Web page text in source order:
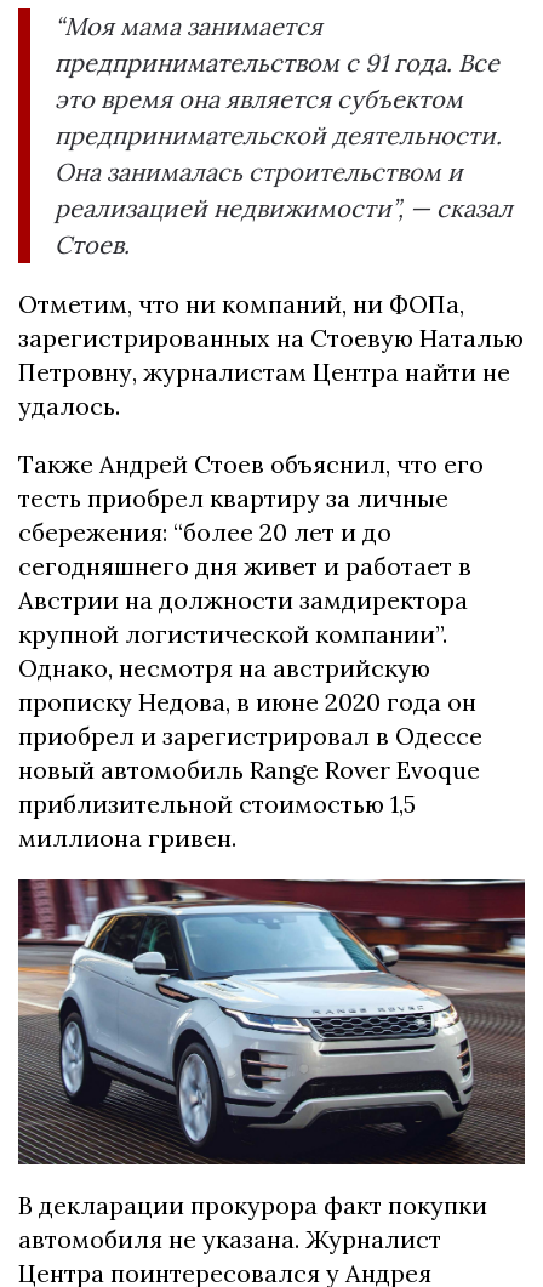
“Моя мама занимается
предпринимательством с 91 года. Все
это время она является субъектом
предпринимательской деятельности.
Она занималась строительством и
реализацией недвижимости”, — сказал
Стоев.
Отметим, что ни компаний, ни ФОПа,
зарегистрированных на Стоевую Наталью
Петровну, журналистам Центра найти не
удалось.
Также Андрей Стоев объяснил, что его
тесть приобрел квартиру за личные
сбережения: “более 20 лет и до
сегодняшнего дня живет и работает в
Австрии на должности замдиректора
крупной логистической компании”.
Однако, несмотря на австрийскую
прописку Недова, в июне 2020 года он
приобрел и зарегистрировал в Одессе
новый автомобиль Range Rover Evoque
приблизительной стоимостью 1,5
миллиона гривен.
В декларации прокурора факт покупки
автомобиля не указана. Журналист
Центра поинтересовался у Андрея